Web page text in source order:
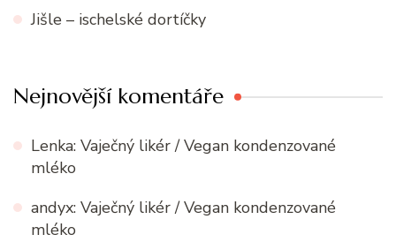
Jišle – ischelské dortíčky
Nejnovější komentáře
Lenka: Vaječný likér / Vegan kondenzované
mléko
andyx: Vaječný likér / Vegan kondenzované
mléko